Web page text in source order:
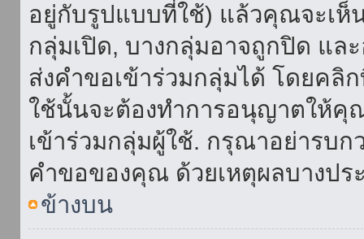
อยู่กับรูปแบบที่ใช้) แล้วคุณจะเห็
กลุ่มเปิด, บางกลุ่มอาจถูกปิด แ
ส่งคำขอเข้าร่วมกลุ่มได้ โดยคลิ
ใช้นั้นจะต้องทำการอนุญาตให้คุ
เข้าร่วมกลุ่มผู้ใช้. กรุณาอย่ารบก
คำขอของคุณ ด้วยเหตุผลบางปร
ข้างบน